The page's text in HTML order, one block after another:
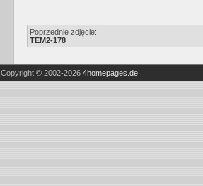
Poprzednie zdjęcie:
TEM2-178
Copyright © 2002-2026 4homepages.de